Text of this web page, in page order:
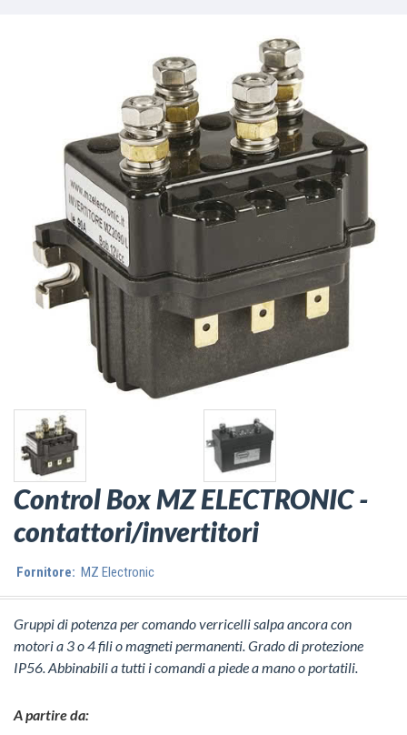
Control Box MZ ELECTRONIC -
contattori/invertitori
Fornitore: MZ Electronic
Gruppi di potenza per comando verricelli salpa ancora con
motori a 3 o 4 fili o magneti permanenti. Grado di protezione
IP56. Abbinabili a tutti i comandi a piede a mano o portatili.
A partire da: